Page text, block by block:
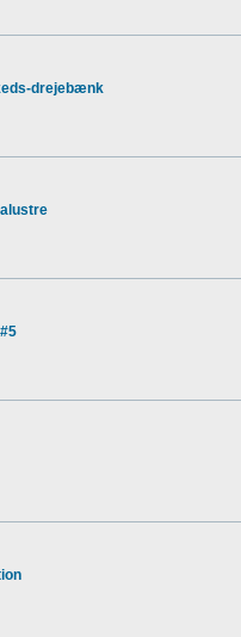
drejebænk